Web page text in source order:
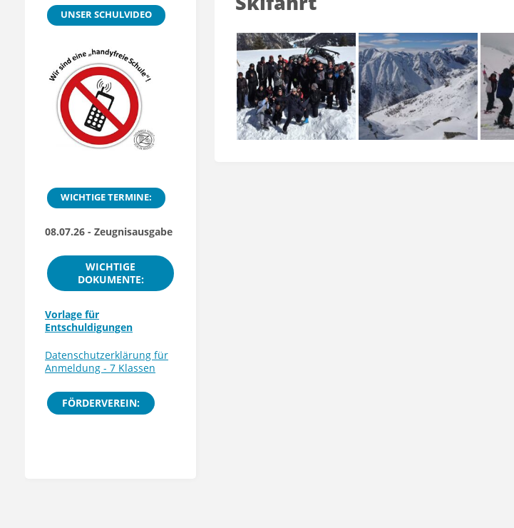
UNSER SCHULVIDEO
WICHTIGE TERMINE:
08.07.26 - Zeugnisausgabe
WICHTIGE
DOKUMENTE:
Vorlage für
Entschuldigungen
Datenschutzerklärung für
Anmeldung - 7 Klassen
FÖRDERVEREIN: